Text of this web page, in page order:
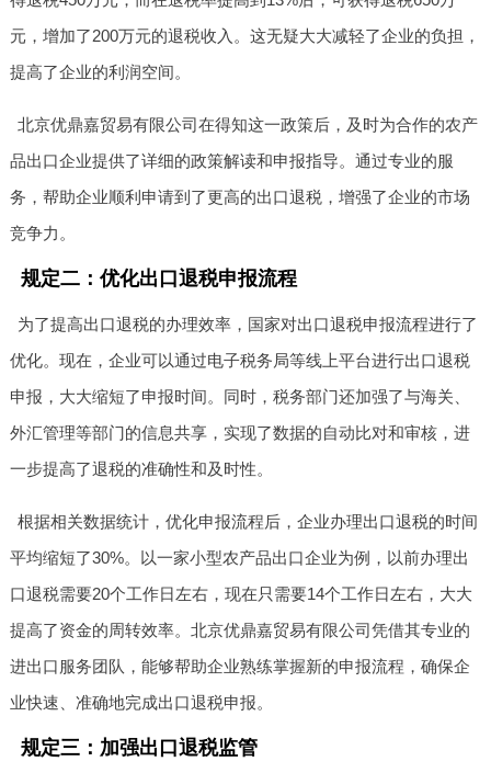
元，增加了200万元的退税收入。这无疑大大减轻了企业的负担，
提高了企业的利润空间。
北京优鼎嘉贸易有限公司在得知这一政策后，及时为合作的农产
品出口企业提供了详细的政策解读和申报指导。通过专业的服
务，帮助企业顺利申请到了更高的出口退税，增强了企业的市场
竞争力。
规定二：优化出口退税申报流程
为了提高出口退税的办理效率，国家对出口退税申报流程进行了
优化。现在，企业可以通过电子税务局等线上平台进行出口退税
申报，大大缩短了申报时间。同时，税务部门还加强了与海关、
外汇管理等部门的信息共享，实现了数据的自动比对和审核，进
一步提高了退税的准确性和及时性。
根据相关数据统计，优化申报流程后，企业办理出口退税的时间
平均缩短了30%。以一家小型农产品出口企业为例，以前办理出
口退税需要20个工作日左右，现在只需要14个工作日左右，大大
提高了资金的周转效率。北京优鼎嘉贸易有限公司凭借其专业的
进出口服务团队，能够帮助企业熟练掌握新的申报流程，确保企
业快速、准确地完成出口退税申报。
规定三：加强出口退税监管